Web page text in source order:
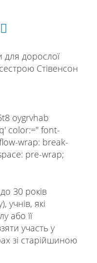
oygrvhab
color:='' font-
wrap: break-
pre-wrap;
30 років
учнів, які
або її
участь у
зі старійшиною